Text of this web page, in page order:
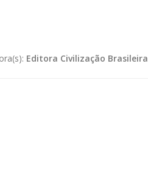
Editora Civilização Brasileira